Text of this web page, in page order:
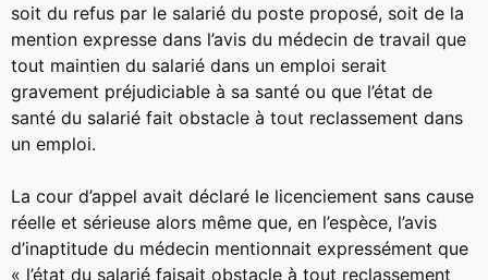
soit du refus par le salarié du poste proposé, soit de la
mention expresse dans l’avis du médecin de travail que
tout maintien du salarié dans un emploi serait
gravement préjudiciable à sa santé ou que l’état de
santé du salarié fait obstacle à tout reclassement dans
un emploi.
La cour d’appel avait déclaré le licenciement sans cause
réelle et sérieuse alors même que, en l’espèce, l’avis
d’inaptitude du médecin mentionnait expressément que
« l’état du salarié faisait obstacle à tout reclassement